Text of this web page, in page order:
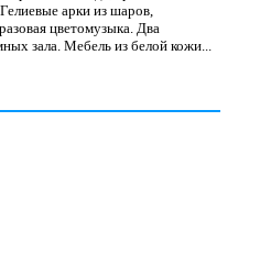
арки из шаров,
цветомузыка. Два
зала. Мебель из белой кожи...